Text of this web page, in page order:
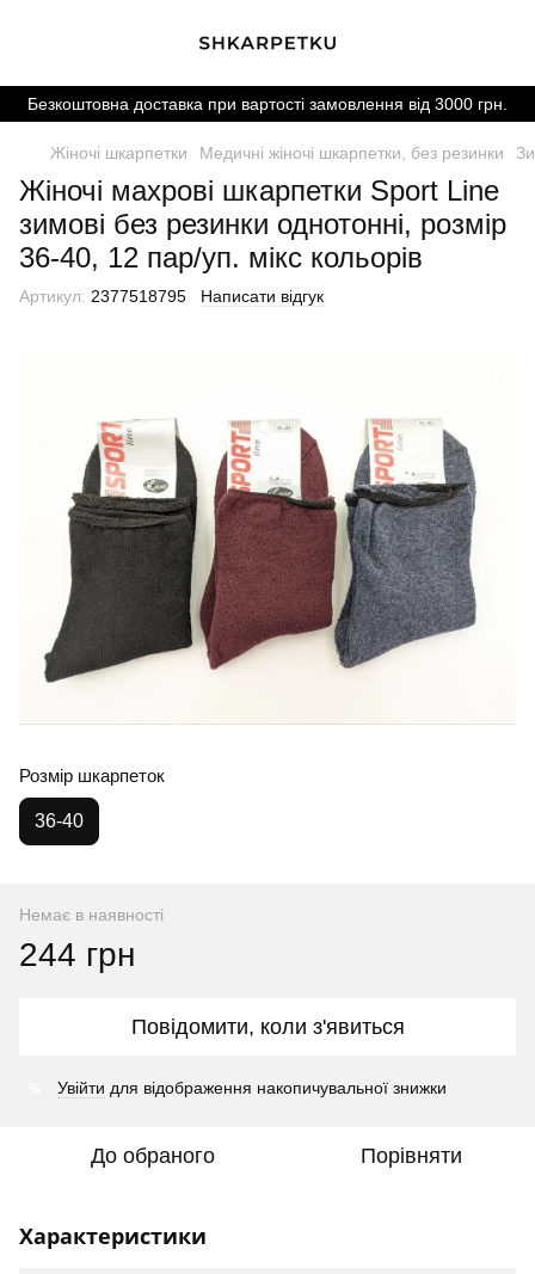
Безкоштовна доставка при вартості замовлення від 3000 грн.
Жіночі шкарпетки Медичні жіночі шкарпетки, без резинки
Жіночі махрові шкарпетки Sport Line
зимові без резинки однотонні, розмір
36-40, 12 пар/уп. мікс кольорів
Артикул: 2377518795 Написати відгук
Розмір шкарпеток
36-40
Немає в наявності
244 грн
Повідомити, коли з'явиться
Увійти для відображення накопичувальної знижки
До обраного Порівняти
Характеристики